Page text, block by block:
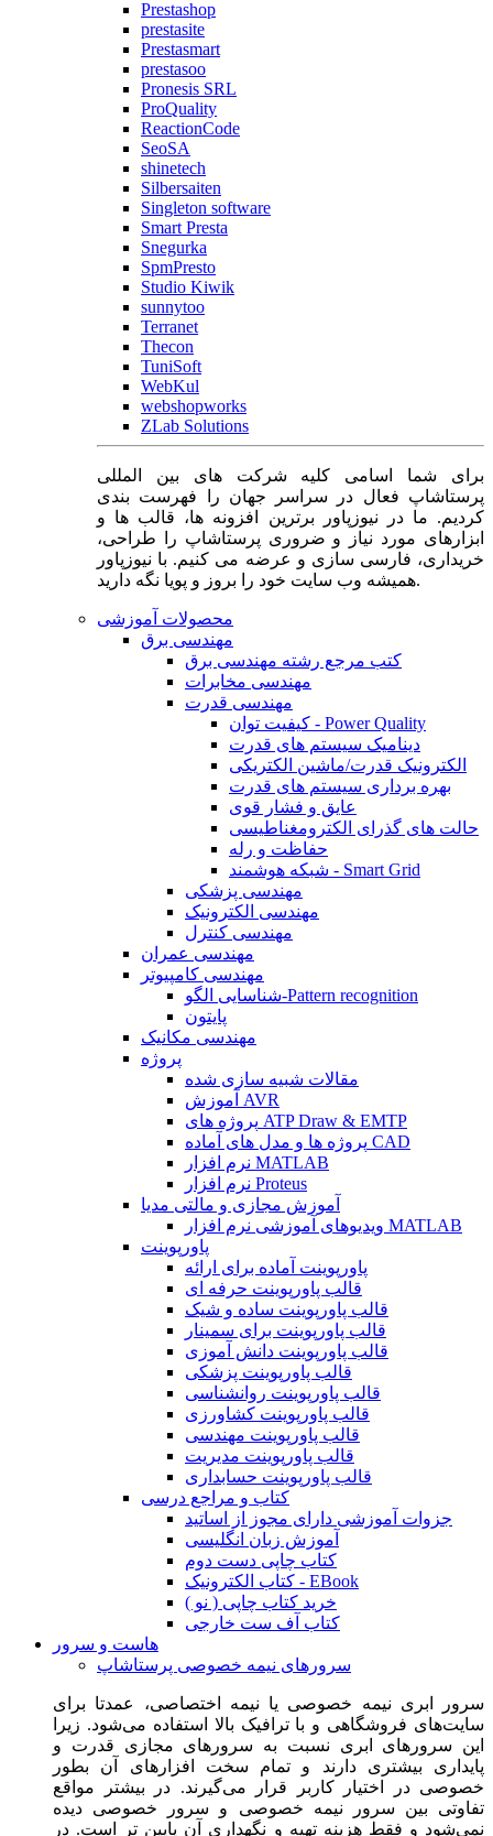
Prestashop
prestasite
Prestasmart
prestasoo
Pronesis SRL
ProQuality
ReactionCode
SeoSA
shinetech
Silbersaiten
Singleton software
Smart Presta
Snegurka
SpmPresto
Studio Kiwik
sunnytoo
Terranet
Thecon
TuniSoft
WebKul
webshopworks
ZLab Solutions
برای شما اسامی کلیه شرکت های بین المللی
پرستاشاپ فعال در سراسر جهان را فهرست بندی
کردیم. ما در نیوزپاور برترین افزونه ها، قالب ها و
ابزارهای مورد نیاز و ضروری پرستاشاپ را طراحی،
خریداری، فارسی سازی و عرضه می کنیم. با نیوزپاور
همیشه وب سایت خود را بروز و پویا نگه دارید.
محصولات آموزشی
مهندسی برق
کتب مرجع رشته مهندسی برق
مهندسی مخابرات
مهندسی قدرت
کیفیت توان - Power Quality
دینامیک سیستم های قدرت
الکترونیک قدرت/ماشین الکتریکی
بهره برداری سیستم های قدرت
عایق و فشار قوی
حالت های گذرای الکترومغناطیسی
حفاظت و رله
شبکه هوشمند - Smart Grid
مهندسی پزشکی
مهندسی الکترونیک
مهندسی کنترل
مهندسی عمران
مهندسی کامپیوتر
شناسایی الگو-Pattern recognition
پایتون
مهندسی مکانیک
پروژه
مقالات شبیه سازی شده
آموزش AVR
پروژه های ATP Draw & EMTP
پروژه ها و مدل های آماده CAD
نرم افزار MATLAB
نرم افزار Proteus
آموزش مجازی و مالتی مدیا
ویدیوهای آموزشی نرم افزار MATLAB
پاورپوینت
پاورپوینت آماده برای ارائه
قالب پاورپوینت حرفه ای
قالب پاورپوینت ساده و شیک
قالب پاورپوینت برای سمینار
قالب پاورپوینت دانش آموزی
قالب پاورپوینت پزشکی
قالب پاورپوینت روانشناسی
قالب پاورپوینت کشاورزی
قالب پاورپوینت مهندسی
قالب پاورپوینت مدیریت
قالب پاورپوینت حسابداری
کتاب و مراجع درسی
جزوات آموزشی دارای مجوز از اساتید
آموزش زبان انگلیسی
کتاب چاپی دست دوم
کتاب الکترونیک - EBook
خرید کتاب چاپی ( نو )
کتاب آف ست خارجی
هاست و سرور
سرورهای نیمه خصوصی پرستاشاپ
سرور ابری نیمه خصوصی یا نیمه اختصاصی، عمدتا برای
سایت‌های فروشگاهی و با ترافیک بالا استفاده می‌شود. زیرا
این سرورهای ابری نسبت به سرورهای مجازی قدرت و
پایداری بیشتری دارند و تمام سخت افزارهای آن بطور
خصوصی در اختیار کاربر قرار می‌گیرند. در بیشتر مواقع
تفاوتی بین سرور نیمه خصوصی و سرور خصوصی دیده
نمی‌شود و فقط هزینه تهیه و نگهداری آن پایین تر است. در